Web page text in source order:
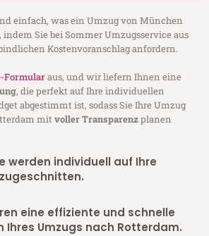
einfach, was ein Umzug von München
Sie bei Sommer Umzugsservice aus
Kostenvoranschlag anfordern.
Formularaus, und wir liefern Ihnen eine
, die perfekt auf Ihre individuellen
abgestimmt ist, sodass Sie Ihre Umzug
mitvoller Transparenzplanen
werden individuell auf Ihre
eine effiziente und schnelle
Ihres Umzugs nach Rotterdam.